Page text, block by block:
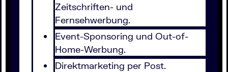
Zeitschriften- und
Fernsehwerbung.
Event-Sponsoring und Out-of-
Home-Werbung.
Direktmarketing per Post.